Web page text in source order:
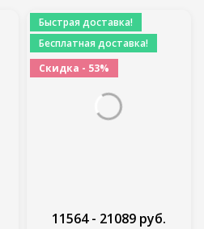
Быстрая доставка!
Бесплатная доставка!
Скидка - 53%
11564 - 21089 руб.